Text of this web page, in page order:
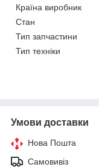
Країна виробник
Стан
Тип запчастини
Тип техніки
Умови доставки
Нова Пошта
Самовивіз